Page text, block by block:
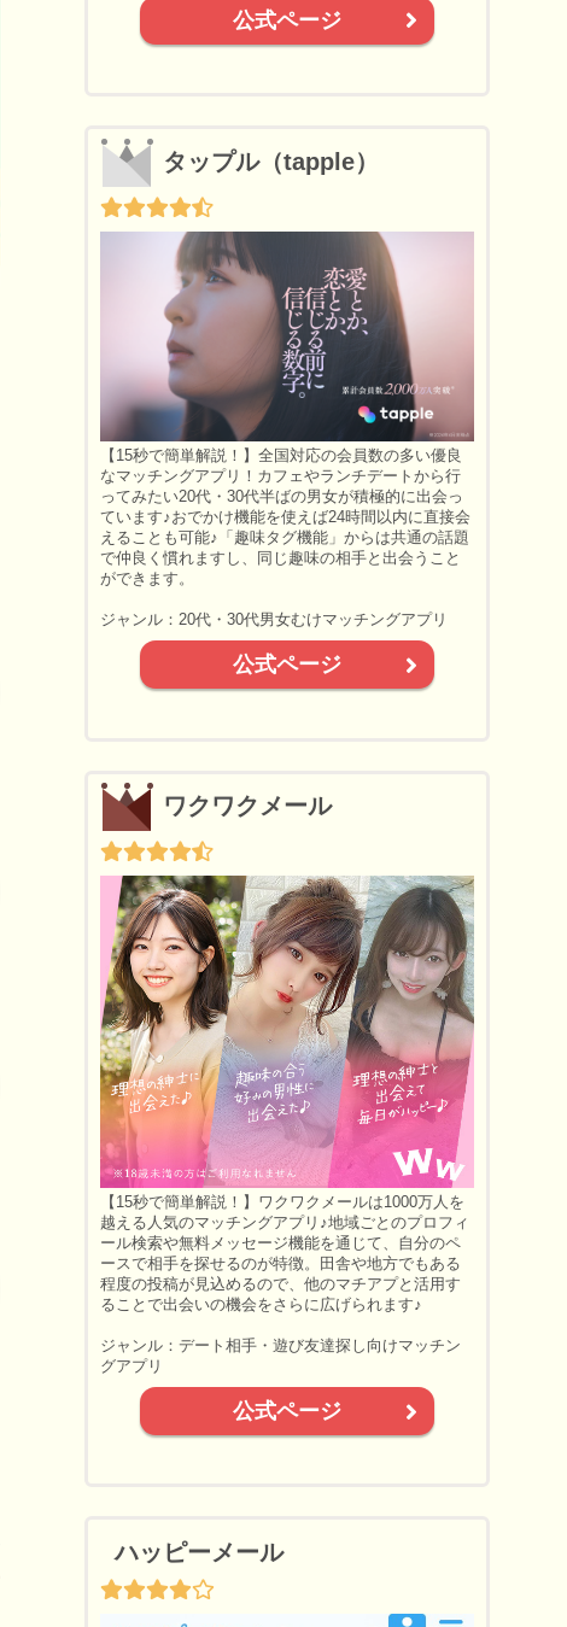
公式ページ
タップル（tapple）
【15秒で簡単解説！】全国対応の会員数の多い優良
なマッチングアプリ！カフェやランチデートから行
ってみたい20代・30代半ばの男女が積極的に出会っ
ています♪おでかけ機能を使えば24時間以内に直接会
えることも可能♪「趣味タグ機能」からは共通の話題
で仲良く慣れますし、同じ趣味の相手と出会うこと
ができます。
ジャンル：20代・30代男女むけマッチングアプリ
公式ページ
ワクワクメール
【15秒で簡単解説！】ワクワクメールは1000万人を
越える人気のマッチングアプリ♪地域ごとのプロフィ
ール検索や無料メッセージ機能を通じて、自分のペ
ースで相手を探せるのが特徴。田舎や地方でもある
程度の投稿が見込めるので、他のマチアプと活用す
ることで出会いの機会をさらに広げられます♪
ジャンル：デート相手・遊び友達探し向けマッチン
グアプリ
公式ページ
ハッピーメール